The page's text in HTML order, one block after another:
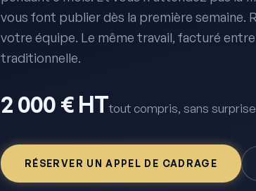
vous font publier dès la première semaine.
votre équipe. Le même travail, facturé
traditionnelle.
2 000 € HTtout compris, sans surprise
RÉSERVER UN APPEL DE CADRAGE